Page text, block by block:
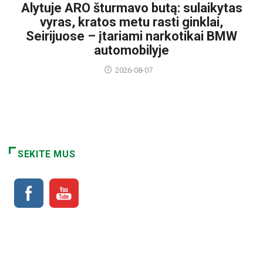
Alytuje ARO šturmavo butą: sulaikytas
vyras, kratos metu rasti ginklai,
Seirijuose – įtariami narkotikai BMW
automobilyje
2026-08-07
SEKITE MUS